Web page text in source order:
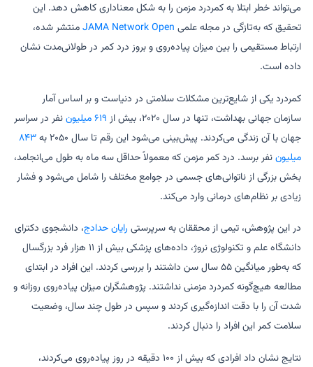
می‌تواند خطر ابتلا به کمردرد مزمن را به شکل معناداری کاهش دهد. این
تحقیق که به‌تازگی در مجله علمی JAMA Network Openمنتشر شده،
ارتباط مستقیمی را بین میزان پیاده‌روی و بروز درد کمر در طولانی‌مدت نشان
داده است.
کمردرد یکی از شایع‌ترین مشکلات سلامتی در دنیاست و بر اساس آمار
سازمان جهانی بهداشت، تنها در سال ۲۰۲۰، بیش از
۶۱۹ میلیون
نفر در سراسر
جهان با آن زندگی می‌کردند. پیش‌بینی می‌شود این رقم تا سال ۲۰۵۰ به
۸۴۳
میلیوننفر برسد. درد کمر مزمن که معمولاً حداقل سه ماه به طول می‌انجامد،
بخش بزرگی از ناتوانی‌های جسمی در جوامع مختلف را شامل می‌شود و فشار
زیادی بر نظام‌های درمانی وارد می‌کند.
در این پژوهش، تیمی از محققان به سرپرستی رایان حدادج، دانشجوی دکترای
دانشگاه علم و تکنولوژی نروژ، داده‌های پزشکی بیش از ۱۱ هزار فرد بزرگسال
که به‌طور میانگین ۵۵ سال سن داشتند را بررسی کردند. این افراد در ابتدای
مطالعه هیچ‌گونه کمردرد مزمنی نداشتند. پژوهشگران میزان پیاده‌روی روزانه و
شدت آن را با دقت اندازه‌گیری کردند و سپس در طول چند سال، وضعیت
سلامت کمر این افراد را دنبال کردند.
نتایج نشان داد افرادی که بیش از ۱۰۰ دقیقه در روز پیاده‌روی می‌کردند،